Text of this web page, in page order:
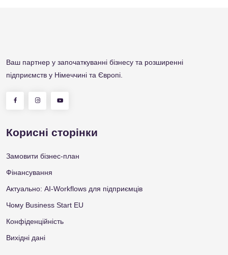
Ваш партнер у започаткуванні бізнесу та розширенні
підприємств у Німеччині та Європі.
Корисні сторінки
Замовити бізнес-план
Фінансування
Актуально: AI-Workflows для підприємців
Чому Business Start EU
Конфіденційність
Вихідні дані